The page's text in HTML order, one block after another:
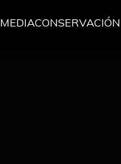
CONSERVACIÓN